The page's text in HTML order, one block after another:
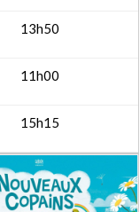
13h50
11h00
15h15